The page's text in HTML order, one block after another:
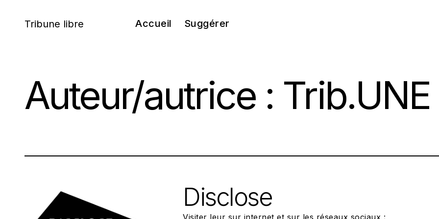
Tribune libre Accueil Suggérer
Auteur/autrice : Trib.UNE
Disclose